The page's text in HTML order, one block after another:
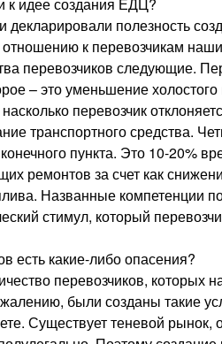
полезность
к перевозчикам
перевозчиков следующие.
– это уменьшение
перевозчик
транспортного средства.
пункта. Это 10-20%
ремонтов за счет как
Названные компетенции
стимул, который
есть какие-либо опасения?
перевозчиков,
были созданы такие
Существует теневой